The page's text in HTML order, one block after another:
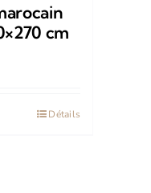
cm
Détails